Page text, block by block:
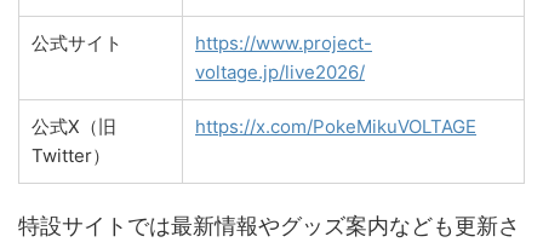
公式サイト
https://www.project-
voltage.jp/live2026/
公式X（旧
Twitter）
https://x.com/PokeMikuVOLTAGE
特設サイトでは最新情報やグッズ案内なども更新さ